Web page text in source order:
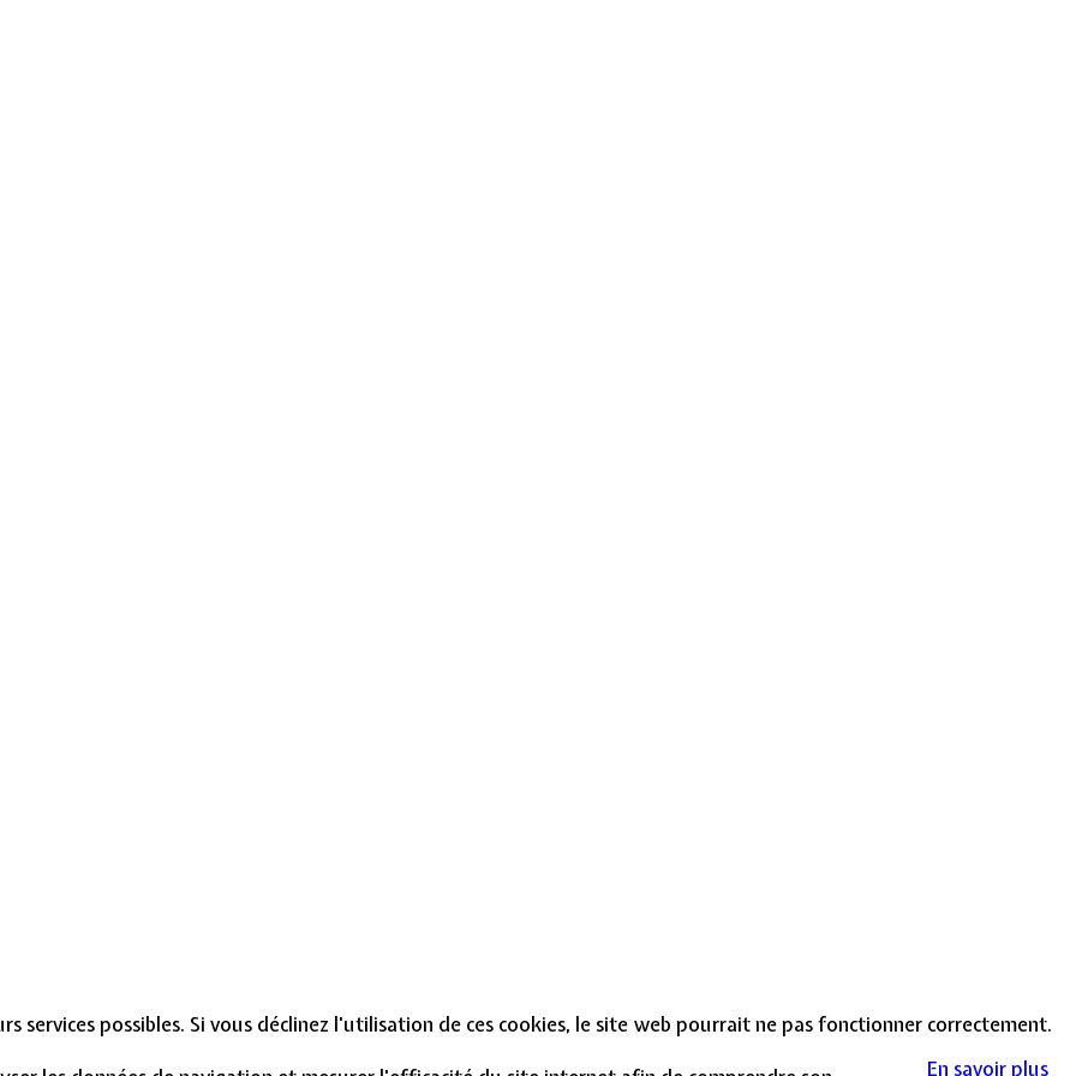
services possibles. Si vous déclinez l'utilisation de ces cookies, le site web pourrait ne pas fonctionner correctement.
En savoir plus